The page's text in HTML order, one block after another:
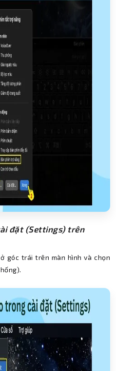
đặt (Settings) trên
góc trái trên màn hình và chọn